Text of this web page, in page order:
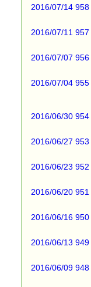
お客様からの
*****@pass-
■メルマガ読
ｅクーポン：
200円（1等）
割引き金額は
※単品でも「こ
※1度のご購入
詳しくは下記
応募など）して
2016/07/14 958
2016/07/11 957
2016/07/07 956
2016/07/04 955
2016/06/30 954
2016/06/27 953
2016/06/23 952
2016/06/20 951
2016/06/16 950
2016/06/13 949
2016/06/09 948